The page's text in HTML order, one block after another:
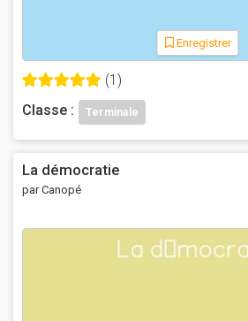
Enregistrer
(1)
Classe :
Terminale
La démocratie
par Canopé